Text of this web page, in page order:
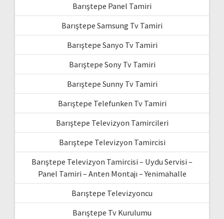
Barıştepe Panel Tamiri
Barıştepe Samsung Tv Tamiri
Barıştepe Sanyo Tv Tamiri
Barıştepe Sony Tv Tamiri
Barıştepe Sunny Tv Tamiri
Barıştepe Telefunken Tv Tamiri
Barıştepe Televizyon Tamircileri
Barıştepe Televizyon Tamircisi
Barıştepe Televizyon Tamircisi – Uydu Servisi –
Panel Tamiri – Anten Montajı – Yenimahalle
Barıştepe Televizyoncu
Barıştepe Tv Kurulumu